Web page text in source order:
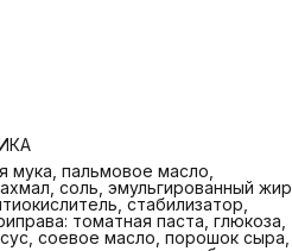
мука, пальмовое масло,
соль, эмульгированный жир,
стабилизатор,
томатная паста, глюкоза,
соевое масло, порошок сыра,